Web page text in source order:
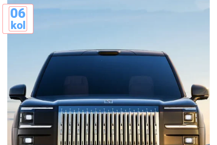
06
kol